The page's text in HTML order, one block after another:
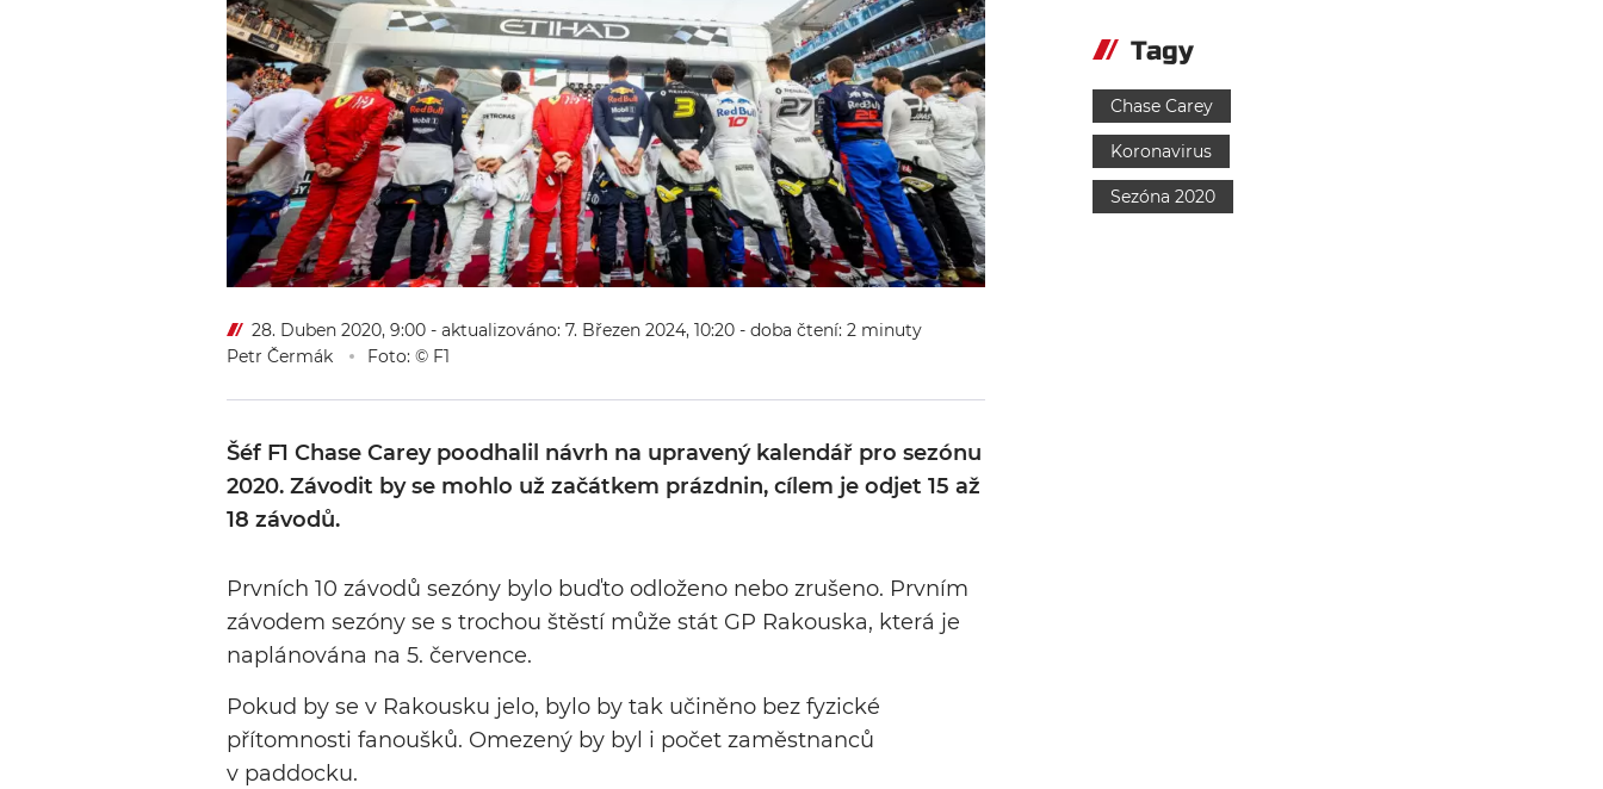
28. Duben 2020, 9:00 - aktualizováno: 7. Březen 2024, 10:20 - doba čtení: 2 minuty
Petr Čermák
Foto: © F1
Šéf F1 Chase Carey poodhalil návrh na upravený kalendář pro sezónu
2020. Závodit by se mohlo už začátkem prázdnin, cílem je odjet 15 až
18 závodů.
Prvních 10 závodů sezóny bylo buďto odloženo nebo zrušeno. Prvním
závodem sezóny se s trochou štěstí může stát GP Rakouska, která je
naplánována na 5. července.
Pokud by se v Rakousku jelo, bylo by tak učiněno bez fyzické
přítomnosti fanoušků. Omezený by byl i počet zaměstnanců
v paddocku.
Tagy
Chase Carey
Koronavirus
Sezóna 2020